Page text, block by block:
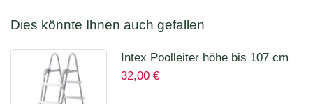
Dies könnte Ihnen auch gefallen
Intex Poolleiter höhe bis 107 cm
28075
32,00 €